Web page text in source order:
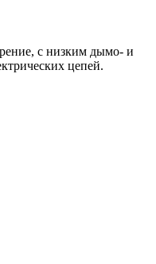
с низким дымо- и
цепей.